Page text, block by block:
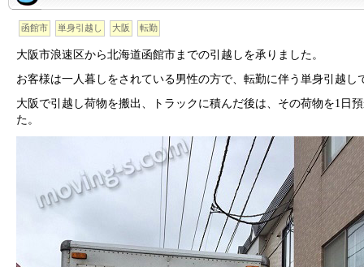
函館市 単身引越し 大阪 転勤
大阪市浪速区から北海道函館市までの引越しを承りました。
お客様は一人暮しをされている男性の方で、転勤に伴う単身引越し
大阪で引越し荷物を搬出、トラックに積んだ後は、その荷物を1日
た。